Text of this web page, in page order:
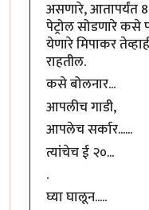
असणारे, आतापर्यंत
पेट्रोल सोडणारे कसे
येणारे मिपाकर
राहतील.
कसे बोलनार...
आपलीच गाडी,
आपलेच सर्कार......
त्यांंचेच ई २०...
.
घ्या घालून.....